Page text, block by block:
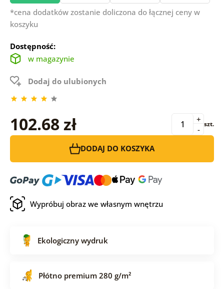
*cena dodatków zostanie doliczona do łącznej ceny w
koszyku
Dostępność:
w magazynie
Dodaj do ulubionych
102.68 zł -
+ szt.
DODAJ DO KOSZYKA
Wypróbuj obraz we własnym wnętrzu
Ekologiczny wydruk
Płótno premium 280 g/m²